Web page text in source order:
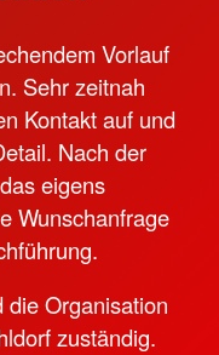
Vorlauf
Sehr zeitnah
Kontakt auf und
Nach der
eigens
Wunschanfrage
Organisation
zuständig.